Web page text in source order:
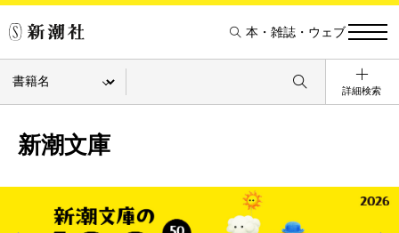
本・雑誌・ウェブ
詳細検索
新潮文庫